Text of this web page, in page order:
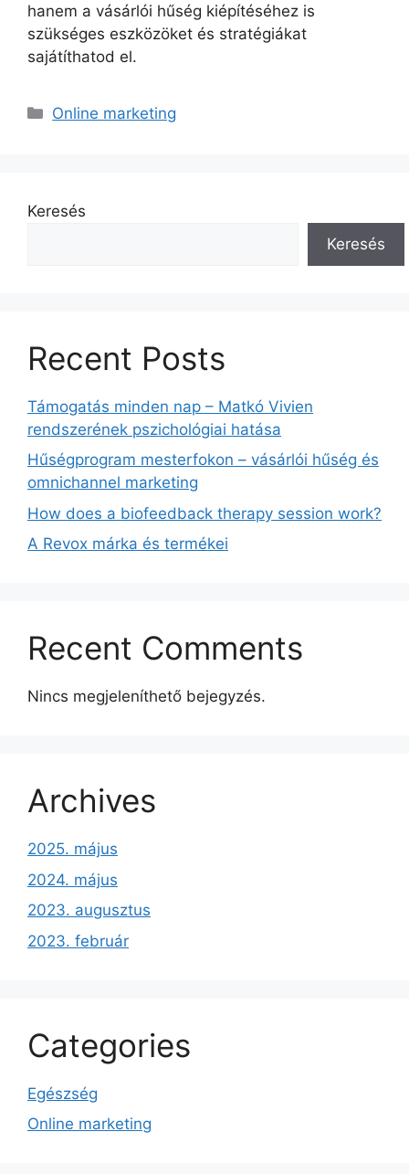
hanem a vásárlói hűség kiépítéséhez is
szükséges eszközöket és stratégiákat
sajátíthatod el.
Kategória
Online marketing
Keresés
Keresés
Recent Posts
Támogatás minden nap – Matkó Vivien
rendszerének pszichológiai hatása
Hűségprogram mesterfokon – vásárlói hűség és
omnichannel marketing
How does a biofeedback therapy session work?
A Revox márka és termékei
Recent Comments
Nincs megjeleníthető bejegyzés.
Archives
2025. május
2024. május
2023. augusztus
2023. február
Categories
Egészség
Online marketing